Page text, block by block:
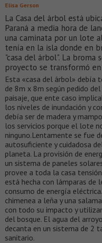
Elisa Gerson
La Casa del árbol está
Paraná a media hora de
una caminata por un lote
tenía en la isla donde en
"casa del árbol". La
proyecto se transformó en
Esta «casa del árbol» debía
de 8m x 8m según pedido
paisaje, que ente caso
los niveles de inundación y
debía ser de madera y
los servicios porque el lote
ninguno.Lentamente se fue
autosuficiente y cuidadosa
planeta. La provisión de
un sistema de paneles
provee a toda la casa
está hecha con lámparas de
consumo de energía
chimenea a leña y una
con todo su impacto y
del bosque. El agua del
decanta en un sistema de 2
sanitario.